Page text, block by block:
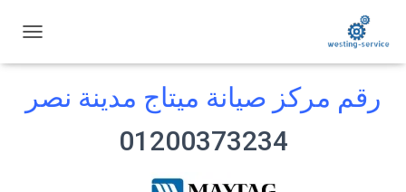
ب
ل
رقم مركز صيانة ميتاج مدينة نصر
01200373234